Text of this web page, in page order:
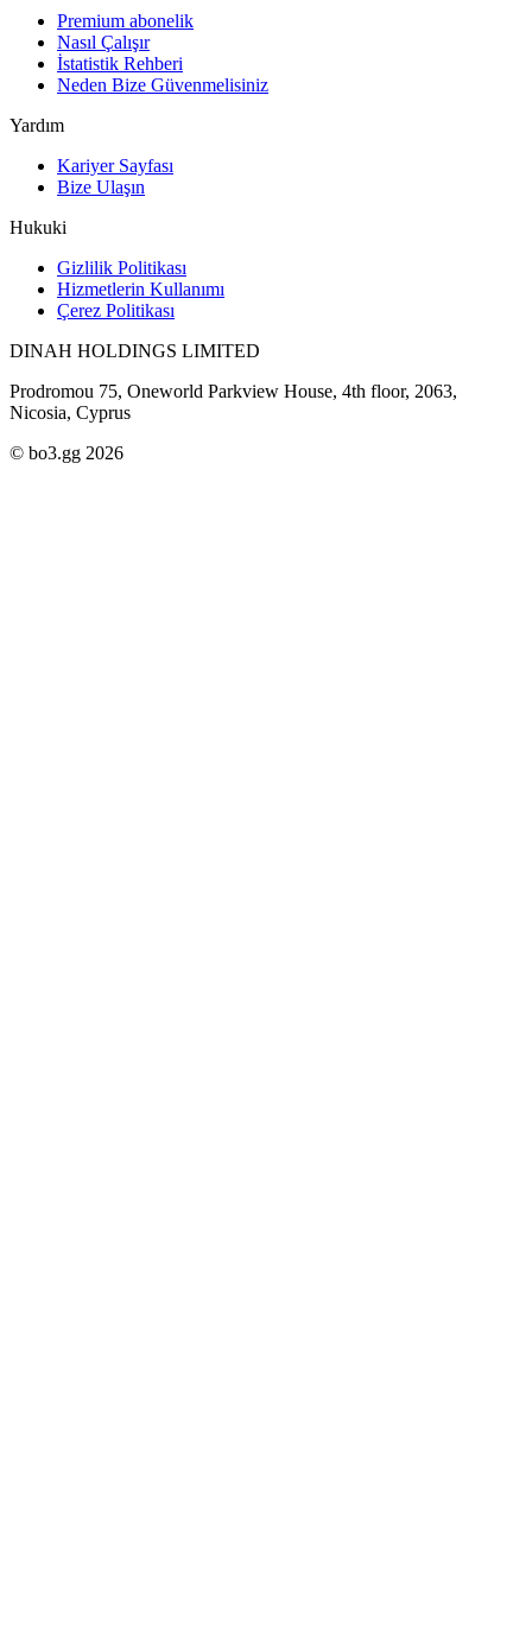
Premium abonelik
Nasıl Çalışır
İstatistik Rehberi
Neden Bize Güvenmelisiniz
Yardım
Kariyer Sayfası
Bize Ulaşın
Hukuki
Gizlilik Politikası
Hizmetlerin Kullanımı
Çerez Politikası
DINAH HOLDINGS LIMITED
Prodromou 75, Oneworld Parkview House, 4th floor, 2063,
Nicosia, Cyprus
© bo3.gg 2026